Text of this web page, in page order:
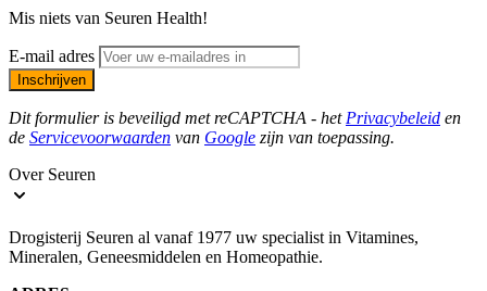
Mis niets van Seuren Health!
E-mail adres
Inschrijven
Dit formulier is beveiligd met reCAPTCHA - het Privacybeleid en
de Servicevoorwaarden van Google zijn van toepassing.
Over Seuren
Drogisterij Seuren al vanaf 1977 uw specialist in Vitamines,
Mineralen, Geneesmiddelen en Homeopathie.